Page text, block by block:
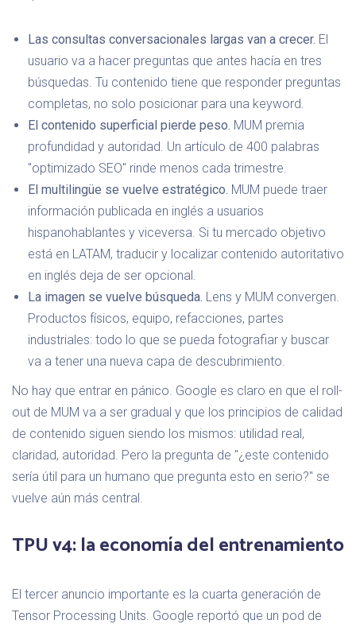
Las consultas conversacionales largas van a crecer. El
usuario va a hacer preguntas que antes hacía en tres
búsquedas. Tu contenido tiene que responder preguntas
completas, no solo posicionar para una keyword.
El contenido superficial pierde peso. MUM premia
profundidad y autoridad. Un artículo de 400 palabras
"optimizado SEO" rinde menos cada trimestre.
El multilingüe se vuelve estratégico. MUM puede traer
información publicada en inglés a usuarios
hispanohablantes y viceversa. Si tu mercado objetivo
está en LATAM, traducir y localizar contenido autoritativo
en inglés deja de ser opcional.
La imagen se vuelve búsqueda. Lens y MUM convergen.
Productos físicos, equipo, refacciones, partes
industriales: todo lo que se pueda fotografiar y buscar
va a tener una nueva capa de descubrimiento.
No hay que entrar en pánico. Google es claro en que el roll-
out de MUM va a ser gradual y que los principios de calidad
de contenido siguen siendo los mismos: utilidad real,
claridad, autoridad. Pero la pregunta de "¿este contenido
sería útil para un humano que pregunta esto en serio?" se
vuelve aún más central.
TPU v4: la economía del entrenamiento
El tercer anuncio importante es la cuarta generación de
Tensor Processing Units. Google reportó que un pod de